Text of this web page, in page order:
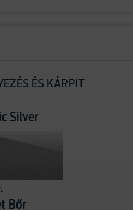
ÉS KÁRPIT
Silver
Bőr